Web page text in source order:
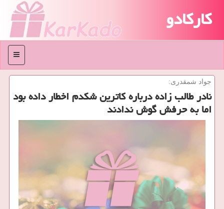
کارکادو
منو
جواد شمقدری:
نادر طالب زاده درباره کاترین شکدم اخطار داده بود
اما به حرفش گوش ندادند